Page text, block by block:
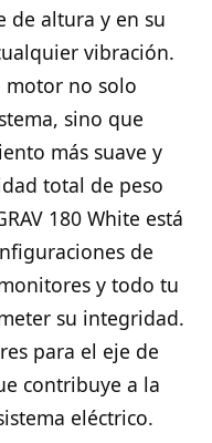
de altura y en su
vibración.
motor no solo
sino que
más suave y
total de peso
180 White está
de
y todo tu
su integridad.
para el eje de
contribuye a la
eléctrico.